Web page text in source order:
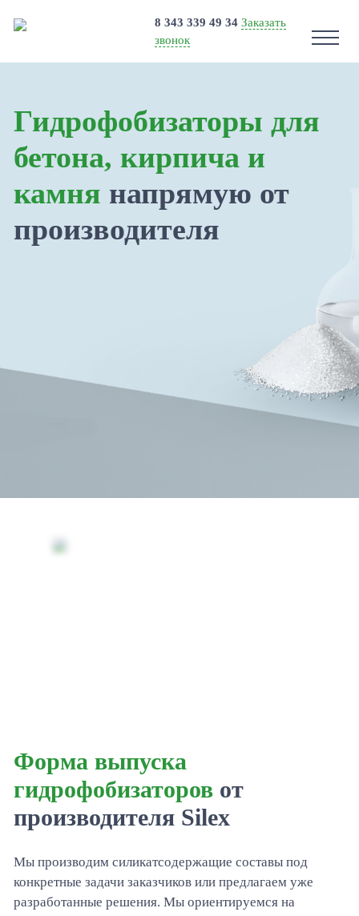
8 343 339 49 34 Заказать
звонок
Строительные решения
Топпинг TOPSIL
Ceramic
Гидрофобизаторы для металла Ligera Ceramic
Гидрофобизаторы для
бетона, кирпича и
камня напрямую от
производителя
Форма выпуска
гидрофобизаторов от
производителя Silex
Мы производим силикатсодержащие составы под
конкретные задачи заказчиков или предлагаем уже
разработанные решения. Мы ориентируемся на